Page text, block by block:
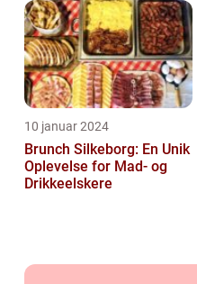
10 januar 2024
Brunch Silkeborg: En Unik
Oplevelse for Mad- og
Drikkeelskere